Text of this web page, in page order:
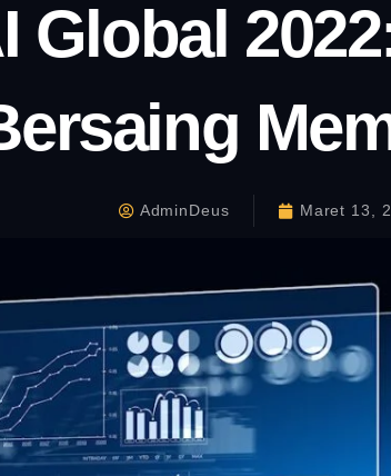
Global
AdminDeus Maret 13,